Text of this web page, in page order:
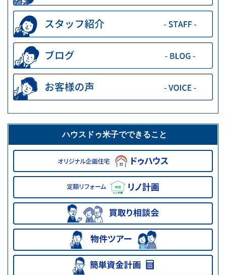
ハウスドゥ米子でできること